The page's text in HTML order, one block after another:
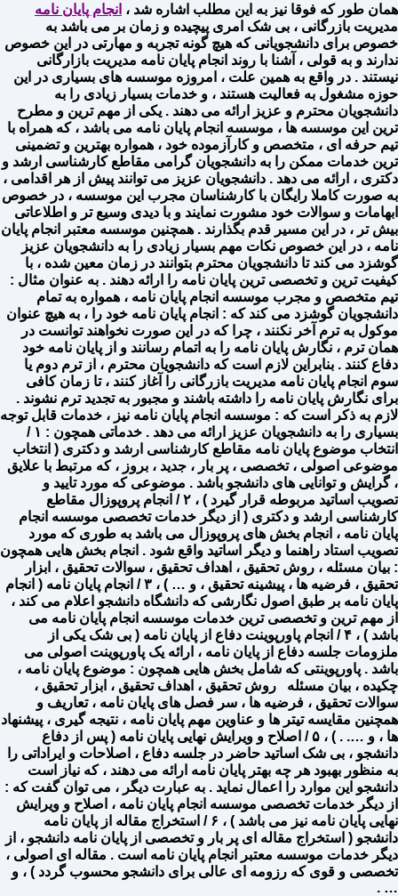
همان طور که فوقا نیز به این مطلب اشاره شد ، انجام پایان نامه
مدیریت بازرگانی ، بی شک امری پیچیده و زمان بر می باشد به
خصوص برای دانشجویانی که هیچ گونه تجربه و مهارتی در این خصوص
ندارند و به قولی ، آشنا با روند انجام پایان نامه مدیریت بازارگانی
نیستند . در واقع به همین علت ، امروزه موسسه های بسیاری در این
حوزه مشغول به فعالیت هستند ، و خدمات بسیار زیادی را به
دانشجویان محترم و عزیز ارائه می دهند . یکی از مهم ترین و مطرح
ترین این موسسه ها ، موسسه انجام پایان نامه می باشد ، که همراه با
تیم حرفه ای ، متخصص و کارآزموده خود ، همواره بهترین و تضمینی
ترین خدمات ممکن را به دانشجویان گرامی مقاطع کارشناسی ارشد و
دکتری ، ارائه می دهد . دانشجویان عزیز می توانند پیش از هر اقدامی ،
به صورت کاملا رایگان با کارشناسان مجرب این موسسه ، در خصوص
ابهامات و سوالات خود مشورت نمایند و با دیدی وسیع تر و اطلاعاتی
بیش تر ، در این مسیر قدم بگذارند . همچنین موسسه معتبر انجام پایان
نامه ، در این خصوص نکات مهم بسیار زیادی را به دانشجویان عزیز
گوشزد می کند تا دانشجویان محترم بتوانند در زمان معین شده ، با
کیفیت ترین و تخصصی ترین پایان نامه را ارائه دهند . به عنوان مثال :
تیم متخصص و مجرب موسسه انجام پایان نامه ، همواره به تمام
دانشجویان گوشزد می کند که : انجام پایان نامه خود را ، به هیچ عنوان
موکول به ترم آخر نکنند ، چرا که در این صورت نخواهند توانست در
همان ترم ، نگارش پایان نامه را به اتمام رسانند و از پایان نامه خود
دفاع کنند . بنابراین لازم است که دانشجویان محترم ، از ترم دوم یا
سوم انجام پایان نامه مدیریت بازرگانی را آغاز کنند ، تا زمان کافی
برای نگارش پایان نامه را داشته باشند و مجبور به تجدید ترم نشوند .
لازم به ذکر است که : موسسه انجام پایان نامه نیز ، خدمات قابل توجه
بسیاری را به دانشجویان عزیز ارائه می دهد . خدماتی همچون : ۱ /
انتخاب موضوع پایان نامه مقاطع کارشناسی ارشد و دکتری ( انتخاب
موضوعی اصولی ، تخصصی ، پر بار ، جدید ، بروز ، که مرتبط با علایق
، گرایش و توانایی های دانشجو باشد . موضوعی که مورد تایید و
تصویب اساتید مربوطه قرار گیرد ) ، ۲ / انجام پروپوزال مقاطع
کارشناسی ارشد و دکتری ( از دیگر خدمات تخصصی موسسه انجام
پایان نامه ، انجام بخش های پروپوزال می باشد به طوری که مورد
تصویب استاد راهنما و دیگر اساتید واقع شود . انجام بخش هایی همچون
: بیان مسئله ، روش تحقیق ، اهداف تحقیق ، سوالات تحقیق ، ابزار
تحقیق ، فرضیه ها ، پیشینه تحقیق ، و … ) ، ۳ / انجام پایان نامه ( انجام
پایان نامه بر طبق اصول نگارشی که دانشگاه دانشجو اعلام می کند ،
از مهم ترین و تخصصی ترین خدمات موسسه انجام پایان نامه می
باشد ) ، ۴ / انجام پاورپوینت دفاع از پایان نامه ( بی شک یکی از
ملزومات جلسه دفاع از پایان نامه ، ارائه یک پاورپوینت اصولی می
باشد . پاورپوینتی که شامل بخش هایی همچون : موضوع پایان نامه ،
چکیده ، بیان مسئله روش تحقیق ، اهداف تحقیق ، ابزار تحقیق ،
سوالات تحقیق ، فرضیه ها ، سر فصل های پایان نامه ، تعاریف و
همچنین مقایسه تیتر ها و عناوین مهم پایان نامه ، نتیجه گیری ، پیشنهاد
ها ، و …. . ) ، ۵ / اصلاح و ویرایش نهایی پایان نامه ( پس از دفاع
دانشجو ، بی شک اساتید حاضر در جلسه دفاع ، اصلاحات و ایراداتی را
به منظور بهبود هر چه بهتر پایان نامه ارائه می دهند ، که نیاز است
دانشجو این موارد را اعمال نماید . به عبارت دیگر ، می توان گفت که :
از دیگر خدمات تخصصی موسسه انجام پایان نامه ، اصلاح و ویرایش
نهایی پایان نامه نیز می باشد ) ، ۶ / استخراج مقاله از پایان نامه
دانشجو ( استخراج مقاله ای پر بار و تخصصی از پایان نامه دانشجو ، از
دیگر خدمات موسسه معتبر انجام پایان نامه است . مقاله ای اصولی ،
تخصصی و قوی که رزومه ای عالی برای دانشجو محسوب گردد ) ، و
… .